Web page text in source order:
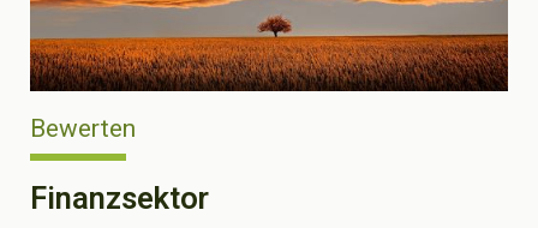
Bewerten
Finanzsektor